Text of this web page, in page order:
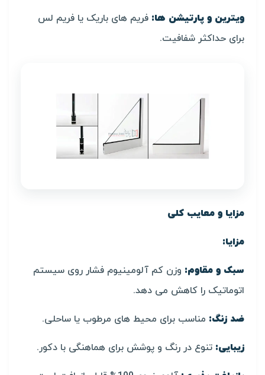
ویترین و پارتیشن ها: فریم های باریک یا فریم لس
برای حداکثر شفافیت.
مزایا و معایب کلی
مزایا:
سبک و مقاوم: وزن کم آلومینیوم فشار روی سیستم
اتوماتیک را کاهش می دهد.
ضد زنگ: مناسب برای محیط های مرطوب یا ساحلی.
زیبایی: تنوع در رنگ و پوشش برای هماهنگی با دکور.